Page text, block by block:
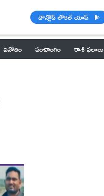
డౌన్లోడ్ లోకల్ యాప్
వినోదం పంచాంగం రాశి ఫలాలు